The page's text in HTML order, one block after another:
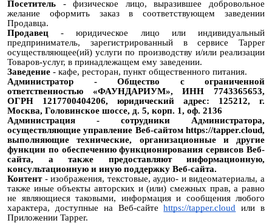
Посетитель - физическое лицо, выразившее добровольное
желание оформить заказ в соответствующем заведении
Продавца.
Продавец - юридическое лицо или индивидуальный
предприниматель, зарегистрированный в сервисе Tapper
осуществляющее(ий) услуги по производству и/или реализации
Товаров-услуг, в принадлежащем ему заведении.
Заведение - кафе, ресторан, пункт общественного питания.
Администратор - Общество с ограниченной
ответственностью «ФАУНДАРИУМ», ИНН 7743365653,
ОГРН 1217700404206, юридический адрес: 125212, г.
Москва, Головинское шоссе, д. 5, корп. 1, оф. 2136
Администрация - сотрудники Администратора,
осуществляющие управление Веб-сайтом https://tapper.cloud,
выполняющие технические, организационные и другие
функции по обеспечению функционирования сервисов Веб-
сайта, а также предоставляют информационную,
консультационную и иную поддержку Веб-сайта.
Контент- изображения, текстовые, аудио- и видеоматериалы, а
также иные объекты авторских и (или) смежных прав, а равно
не являющиеся таковыми, информация и сообщения любого
характера, доступные на Веб-сайтеhttps://tapper.cloud или в
Приложении Tapper.